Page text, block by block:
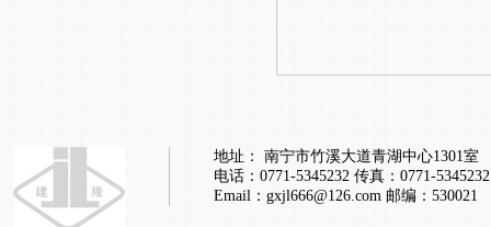
地址： 南宁市竹溪大道青湖中心1301室
电话：0771-5345232 传真：0771-5345232
Email：gxjl666@126.com 邮编：530021